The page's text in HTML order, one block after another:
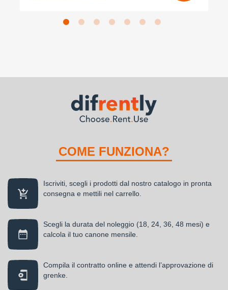
COME FUNZIONA?
Iscriviti, scegli i prodotti dal nostro catalogo in pronta
consegna e mettili nel carrello.
Scegli la durata del noleggio (18, 24, 36, 48 mesi) e
calcola il tuo canone mensile.
Compila il contratto online e attendi l’approvazione di
grenke.